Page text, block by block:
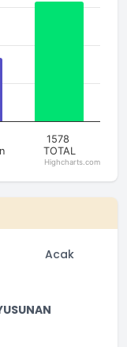
1578
TOTAL
Highcharts.com
Acak